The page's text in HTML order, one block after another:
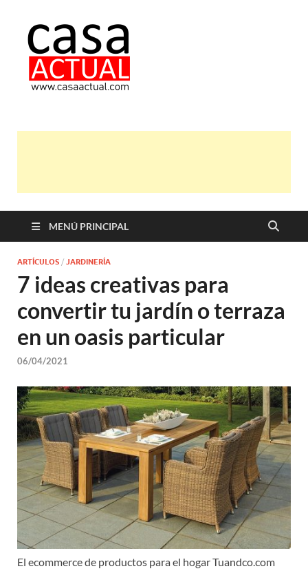
MENÚ PRINCIPAL
ARTÍCULOS / JARDINERÍA
7 ideas creativas para
convertir tu jardín o terraza
en un oasis particular
06/04/2021
El ecommerce de productos para el hogar Tuandco.com